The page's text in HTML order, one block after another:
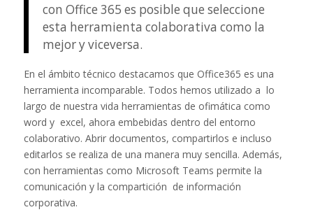
con Office 365 es posible que seleccione
esta herramienta colaborativa como la
mejor y viceversa.
En el ámbito técnico destacamos que Office365 es una
herramienta incomparable. Todos hemos utilizado a lo
largo de nuestra vida herramientas de ofimática como
word y excel, ahora embebidas dentro del entorno
colaborativo. Abrir documentos, compartirlos e incluso
editarlos se realiza de una manera muy sencilla. Además,
con herramientas como Microsoft Teams permite la
comunicación y la compartición de información
corporativa.